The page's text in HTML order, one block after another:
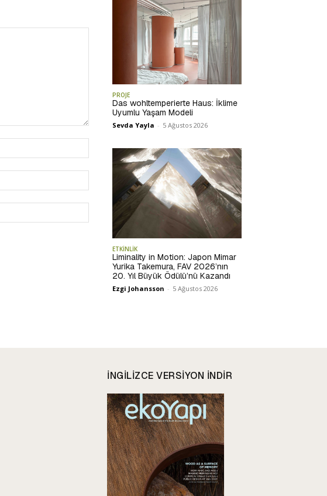
Posta:*
Website:
PROJE
Das wohltemperierte Haus: İklime
Uyumlu Yaşam Modeli
Sevda Yayla - 5 Ağustos 2026
ETKİNLİK
Liminality in Motion: Japon Mimar
Yurika Takemura, FAV 2026’nın
20. Yıl Büyük Ödülü’nü Kazandı
Ezgi Johansson - 5 Ağustos 2026
INGILIZCE VERSIYON INDIR